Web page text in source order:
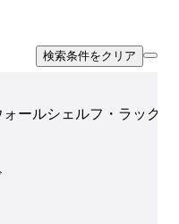
検索条件をクリア
ールシェルフ・ラック